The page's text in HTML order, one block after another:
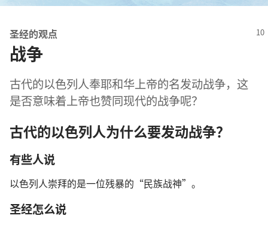
圣经的观点
战争
古代的以色列人奉耶和华上帝的名发动战争，这
是否意味着上帝也赞同现代的战争呢？
古代的以色列人为什么要发动战争？
有些人说
以色列人崇拜的是一位残暴的“民族战神”。
圣经怎么说